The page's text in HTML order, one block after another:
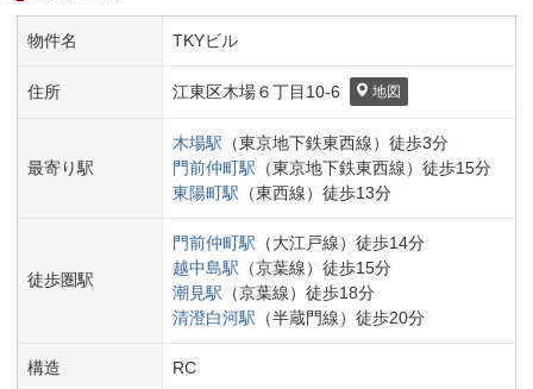
物件名 TKYビル
住所 江東区木場６丁目 10-6 地図
最寄り駅
木場駅 （東京地下鉄東西線） 徒歩3分
門前仲町駅 （東京地下鉄東西線） 徒歩15分
東陽町駅 （東西線） 徒歩13分
徒歩圏駅
門前仲町駅 （大江戸線） 徒歩14分
越中島駅 （京葉線） 徒歩15分
潮見駅 （京葉線） 徒歩18分
清澄白河駅 （半蔵門線） 徒歩20分
構造 RC